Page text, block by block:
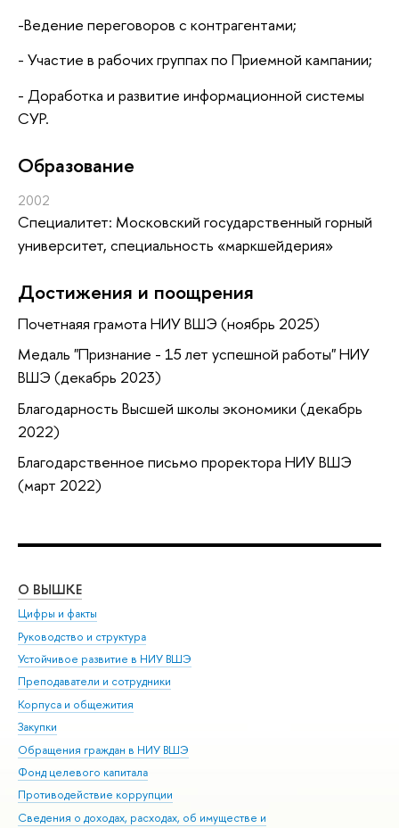
-Ведение переговоров с контрагентами;
- Участие в рабочих группах по Приемной кампании;
- Доработка и развитие информационной системы
СУР.
Oбразование
2002
Специалитет: Московский государственный горный
университет, специальность «маркшейдерия»
Достижения и поощрения
Почетнаяя грамота НИУ ВШЭ (ноябрь 2025)
Медаль "Признание - 15 лет успешной работы" НИУ
ВШЭ (декабрь 2023)
Благодарность Высшей школы экономики (декабрь
2022)
Благодарственное письмо проректора НИУ ВШЭ
(март 2022)
О ВЫШКЕ
Цифры и факты
Руководство и структура
Устойчивое развитие в НИУ ВШЭ
Преподаватели и сотрудники
Корпуса и общежития
Закупки
Обращения граждан в НИУ ВШЭ
Фонд целевого капитала
Противодействие коррупции
Сведения о доходах, расходах, об имуществе и